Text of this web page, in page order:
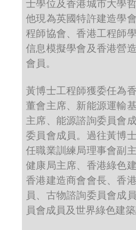
士學位及香港城市大學
他現為英國特許建造學
程師協會、香港工程師
信息模擬學會及香港營
會員。
黃博士工程師獲委任為
董會主席、新能源運輸
主席、能源諮詢委員會
委員會成員。過往黃博
任職業訓練局理事會副
健康局主席、香港綠色
香港建造商會會長、香
員、古物諮詢委員會成
員會成員及世界綠色建築